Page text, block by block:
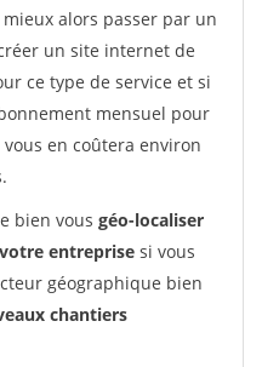
alors passer par un
un site internet de
ce type de service et si
mensuel pour
en coûtera environ
bien vous géo-localiser
entreprise si vous
géographique bien
chantiers